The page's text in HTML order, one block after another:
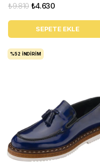
₺4.630
₺9.810
SEPETE EKLE
%52 İNDIRIM